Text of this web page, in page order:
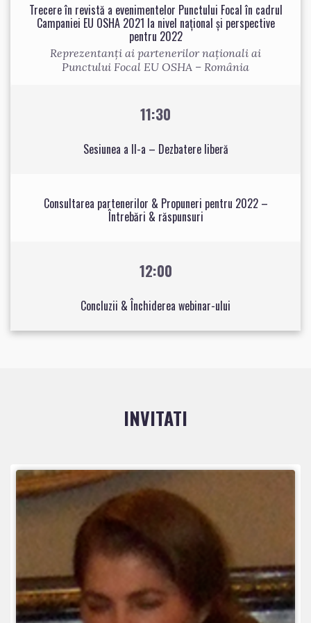
Trecere în revistă a evenimentelor Punctului Focal în cadrul
Campaniei EU OSHA 2021 la nivel național și perspective
pentru 2022
Reprezentanți ai partenerilor naționali ai
Punctului Focal EU OSHA – România
11:30
Sesiunea a II-a – Dezbatere liberă
Consultarea partenerilor & Propuneri pentru 2022 –
Întrebări & răspunsuri
12:00
Concluzii & Închiderea webinar-ului
INVITATI